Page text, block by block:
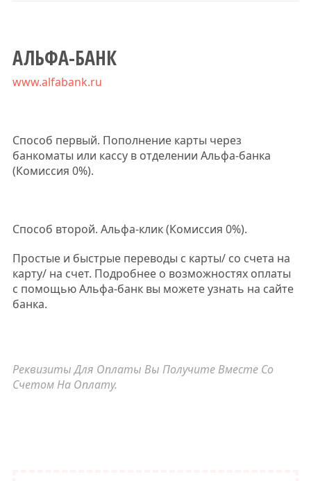
АЛЬФА-БАНК
www.alfabank.ru
Способ первый. Пополнение карты через
банкоматы или кассу в отделении Альфа-банка
(Комиссия 0%).
Способ второй. Альфа-клик (Комиссия 0%).
Простые и быстрые переводы с карты/ со счета на
карту/ на счет. Подробнее о возможностях оплаты
с помощью Альфа-банк вы можете узнать на сайте
банка.
Реквизиты Для Оплаты Вы Получите Вместе Со
Счетом На Оплату.